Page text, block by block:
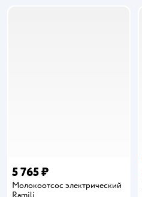
5 765 ₽
Молокоотсос электрический
Ramili